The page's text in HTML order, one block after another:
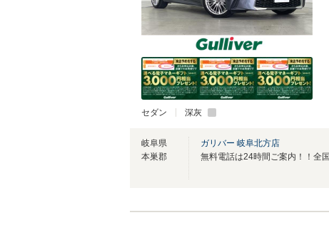
セダン 深灰
岐阜県
本巣郡
ガリバー 岐阜北方店